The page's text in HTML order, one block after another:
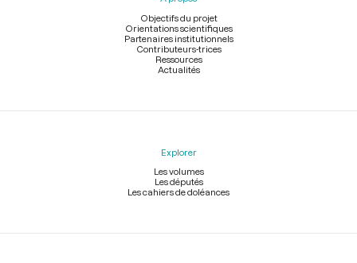
Objectifs du projet
Orientations scientifiques
Partenaires institutionnels
Contributeurs-trices
Ressources
Actualités
Explorer
Les volumes
Les députés
Les cahiers de doléances